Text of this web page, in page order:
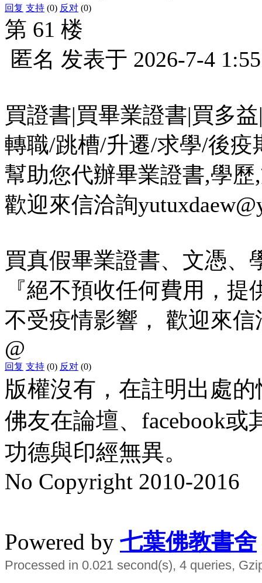
回复 支持 (0) 反对 (0)
第 61 楼
匿名 发表于 2026-7-4
買證書|買畢業證書|買多
轉職/跳槽/升遷/求學/後疫
幫助您代辦畢業證書,學歷
歡迎來信洽詢
買真假畢業證書、文憑、
『絕不預收任何費用，
不受疫情影響， 歡迎來信
@
回复 支持 (0) 反对 (0)
版權沒有，在註明出處
佛友在論壇、facebook
功德與印經無異。
No Copyright 2010-2016
Powered by 七葉佛教書舍
Processed in 0.021 second(s), 4 queries,